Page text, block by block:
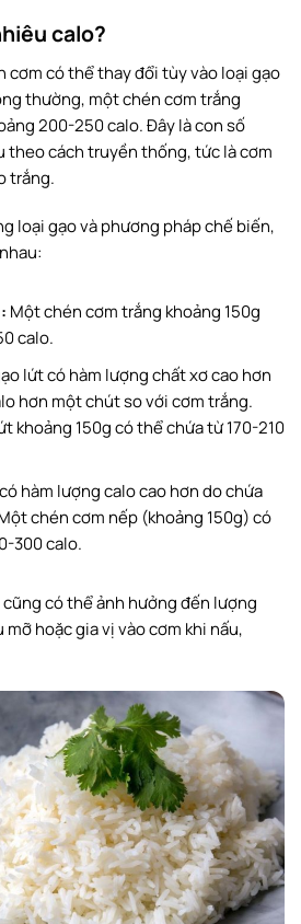
đối với sức khỏe
cơm
gặp
bao nhiêu calo?
có khoảng bao nhiêu calo?
nhiêu calo?
nhiêu bát cơm?
gạo lứt hay cơm gạo trắng?
calo?
cơm có thể thay đổi tùy vào loại gạo
thường, một chén cơm trắng
200-250 calo. Đây là con số
theo cách truyền thống, tức là cơm
trắng.
loại gạo và phương pháp chế biến,
Một chén cơm trắng khoảng 150g
calo.
lứt có hàm lượng chất xơ cao hơn
hơn một chút so với cơm trắng.
khoảng 150g có thể chứa từ 170-210
hàm lượng calo cao hơn do chứa
chén cơm nếp (khoảng 150g) có
300 calo.
cũng có thể ảnh hưởng đến lượng
hoặc gia vị vào cơm khi nấu,